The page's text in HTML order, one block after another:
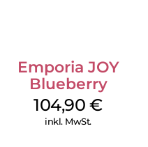
Emporia JOY
Blueberry
104,90€
inkl. MwSt.